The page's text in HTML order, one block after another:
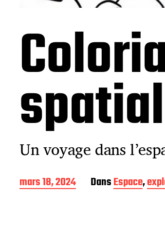
Un voyage dans
D
a
mars 18, 2024 DansEspace,